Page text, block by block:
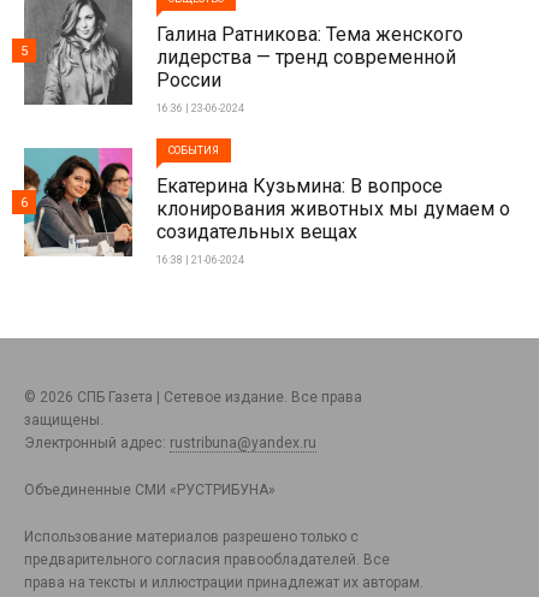
Галина Ратникова: Тема женского
лидерства — тренд современной
России
16:36 | 23-06-2024
5
СОБЫТИЯ
Екатерина Кузьмина: В вопросе
клонирования животных мы думаем о
созидательных вещах
16:38 | 21-06-2024
6
© 2026 СПБ Газета | Сетевое издание. Все права
защищены.
Электронный адрес: rustribuna@yandex.ru
Объединенные СМИ «РУСТРИБУНА»
Использование материалов разрешено только с
предварительного согласия правообладателей. Все
права на тексты и иллюстрации принадлежат их авторам.